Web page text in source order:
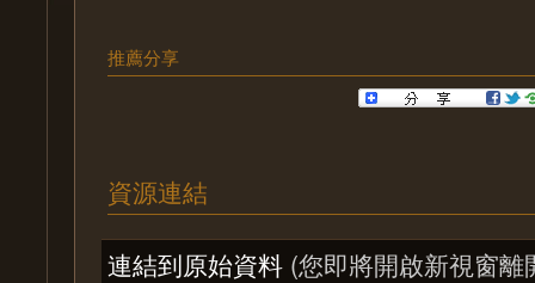
推薦分享
資源連結
連結到原始資料 (您即將開啟新視窗離